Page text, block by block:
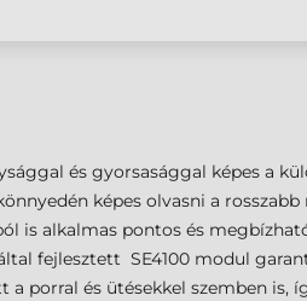
és gyorsasággal képes a
képes olvasni a
is alkalmas pontos és
fejlesztett SE4100 modul
a porral és ütésekkel szemben is,